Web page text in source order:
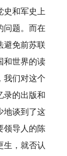
史和军史上
问题。而在
避免前苏联
和世界的读
我们对这个
录的出版和
地谈到了这
领导人的陈
生，就否认